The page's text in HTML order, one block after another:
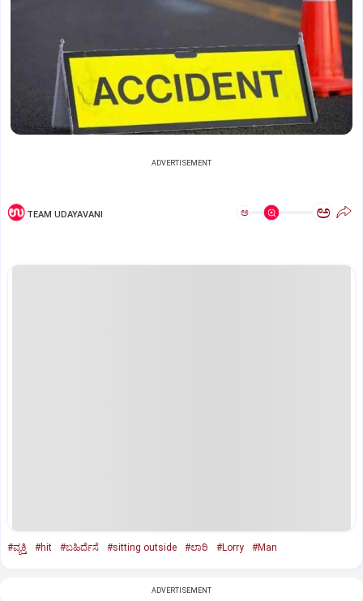
ADVERTISEMENT
TEAM UDAYAVANI ಅ ಅ
#ವ್ಯಕ್ತಿ #hit #ಬಹಿರ್ದೆಸೆ #sitting outside #ಲಾರಿ #Lorry #Man
ADVERTISEMENT